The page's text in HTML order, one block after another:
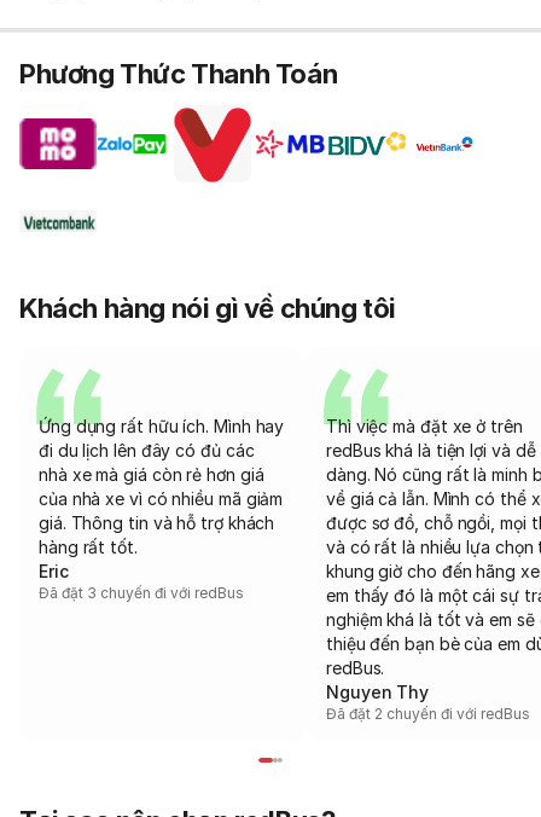
Phương Thức Thanh Toán
Khách hàng nói gì về chúng tôi
Ứng dụng rất hữu ích. Mình hay
đi du lịch lên đây có đủ các
nhà xe mà giá còn rẻ hơn giá
của nhà xe vì có nhiều mã giảm
giá. Thông tin và hỗ trợ khách
hàng rất tốt.
Eric
Đã đặt 3 chuyến đi với redBus
Thì việc mà đặt xe ở trên
redBus khá là tiện lợi và dễ
dàng. Nó cũng rất là minh
về giá cả lẫn. Mình có thể
được sơ đồ, chỗ ngồi, mọi
và có rất là nhiều lựa chọn
khung giờ cho đến hãng
em thấy đó là một cái sự
nghiệm khá là tốt và em sẽ
thiệu đến bạn bè của em
redBus.
Nguyen Thy
Đã đặt 2 chuyến đi với redBus